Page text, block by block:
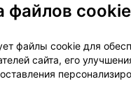
Новости проекта
Медицинский
договор
Доставка
файлов cookie
файлы cookie для
сайта, его